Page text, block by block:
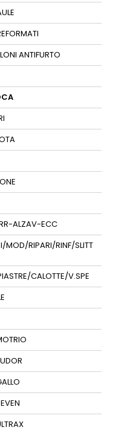
ANTIFURTO
ALZAV-ECC
MOD/RIPARI/RINF/SLITT
CALOTTE/V.SPE